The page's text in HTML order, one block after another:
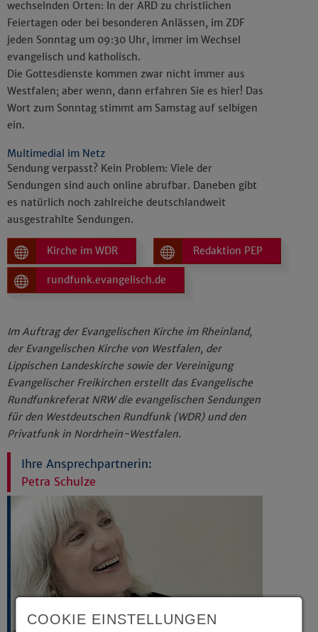
wechselnden Orten: In der ARD zu christlichen
Feiertagen oder bei besonderen Anlässen, im ZDF
jeden Sonntag um 09:30 Uhr, immer im Wechsel
evangelisch und katholisch.
Die Gottesdienste kommen zwar nicht immer aus
Westfalen; aber wenn, dann erfahren Sie es hier! Das
Wort zum Sonntag stimmt am Samstag auf selbigen
ein.
Multimedial im Netz
Sendung verpasst? Kein Problem: Viele der
Sendungen sind auch online abrufbar. Daneben gibt
es natürlich noch zahlreiche deutschlandweit
ausgestrahlte Sendungen.
Kirche im WDR Redaktion PEP
rundfunk.evangelisch.de
Im Auftrag der Evangelischen Kirche im Rheinland,
der Evangelischen Kirche von Westfalen, der
Lippischen Landeskirche sowie der Vereinigung
Evangelischer Freikirchen erstellt das Evangelische
Rundfunkreferat NRWdie evangelischen Sendungen
für den Westdeutschen Rundfunk (WDR) und den
Privatfunk in Nordrhein-Westfalen.
Ihre Ansprechpartnerin:
Petra Schulze
COOKIE EINSTELLUNGEN